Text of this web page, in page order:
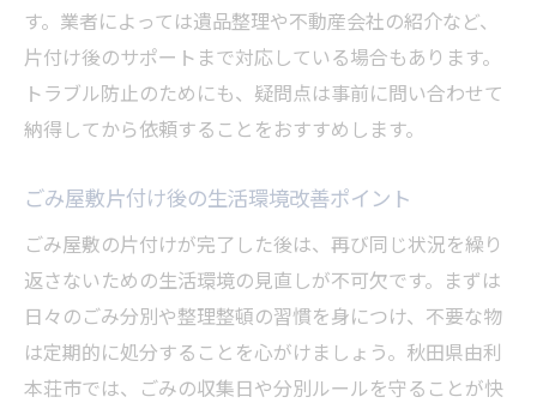
す。業者によっては遺品整理や不動産会社の紹介など、
片付け後のサポートまで対応している場合もあります。
トラブル防止のためにも、疑問点は事前に問い合わせて
納得してから依頼することをおすすめします。
ごみ屋敷片付け後の生活環境改善ポイント
ごみ屋敷の片付けが完了した後は、再び同じ状況を繰り
返さないための生活環境の見直しが不可欠です。まずは
日々のごみ分別や整理整頓の習慣を身につけ、不要な物
は定期的に処分することを心がけましょう。秋田県由利
本荘市では、ごみの収集日や分別ルールを守ることが快